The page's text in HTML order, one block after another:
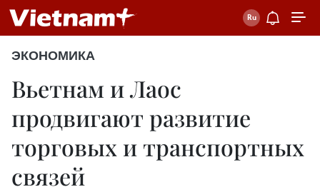
ЭКОНОМИКА
Вьетнам и Лаос
продвигают развитие
торговых и транспортных
связей